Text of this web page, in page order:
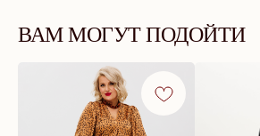
ВАМ МОГУТ ПОДОЙТИ